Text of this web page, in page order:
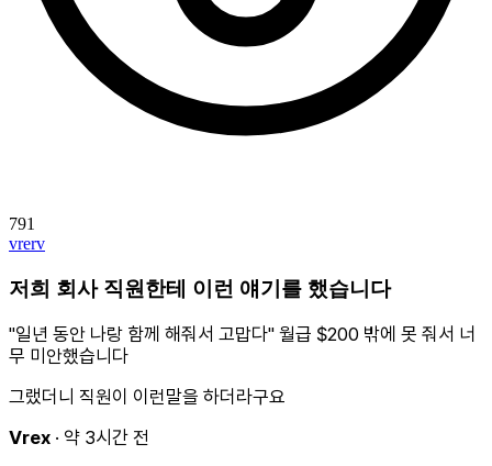
791
vrerv
저희 회사 직원한테 이런 얘기를 했습니다
"일년 동안 나랑 함께 해줘서 고맙다" 월급 $200 밖에 못 줘서 너
무 미안했습니다
그랬더니 직원이 이런말을 하더라구요
Vrex · 약 3시간 전